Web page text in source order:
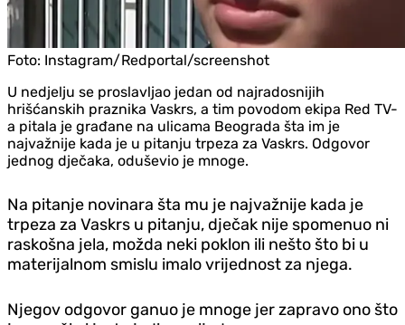
Foto: Instagram/Redportal/screenshot
U ned‌jelju se proslavljao jedan od najradosnijih
hrišćanskih praznika Vaskrs, a tim povodom ekipa Red TV-
a pitala je građane na ulicama Beograda šta im je
najvažnije kada je u pitanju trpeza za Vaskrs. Odgovor
jednog d‌ječaka, oduševio je mnoge.
Na pitanje novinara šta mu je najvažnije kada je
trpeza za Vaskrs u pitanju, d‌ječak nije spomenuo ni
raskošna jela, možda neki poklon ili nešto što bi u
materijalnom smislu imalo vrijednost za njega.
Njegov odgovor ganuo je mnoge jer zapravo ono što